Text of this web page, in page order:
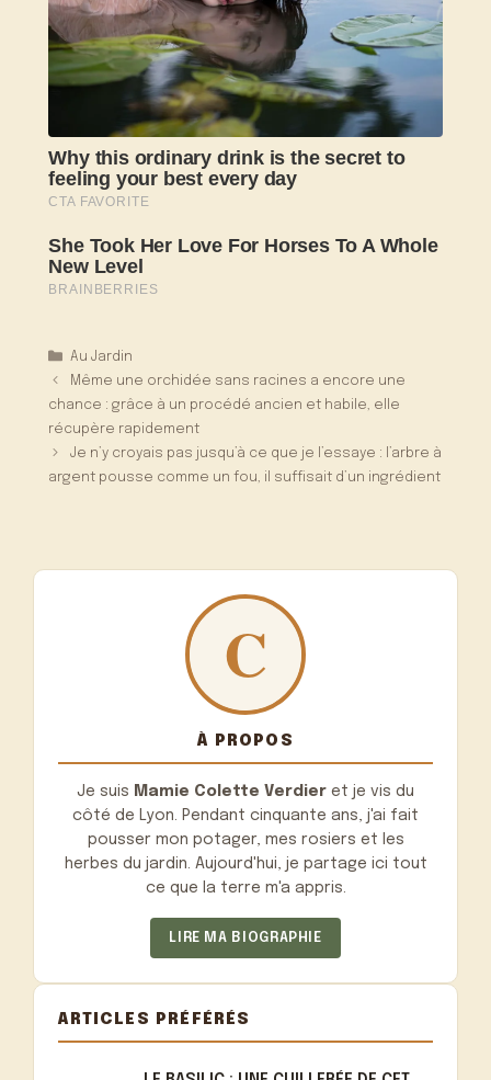
Catégories
Au Jardin
Même une orchidée sans racines a encore une
chance : grâce à un procédé ancien et habile, elle
récupère rapidement
Je n’y croyais pas jusqu’à ce que je l’essaye : l’arbre à
argent pousse comme un fou, il suffisait d’un ingrédient
À PROPOS
Je suis Mamie Colette Verdier et je vis du
côté de Lyon. Pendant cinquante ans, j'ai fait
pousser mon potager, mes rosiers et les
herbes du jardin. Aujourd'hui, je partage ici tout
ce que la terre m'a appris.
LIRE MA BIOGRAPHIE
ARTICLES PRÉFÉRÉS